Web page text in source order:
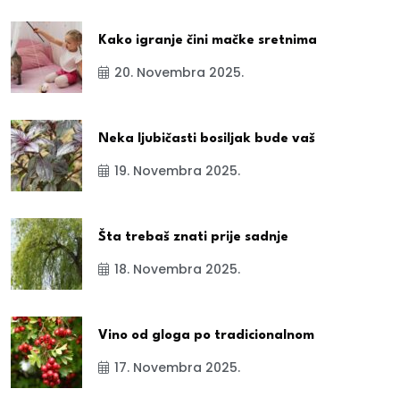
Kako igranje čini mačke sretnima
20. Novembra 2025.
Neka ljubičasti bosiljak bude vaš
19. Novembra 2025.
Šta trebaš znati prije sadnje
18. Novembra 2025.
Vino od gloga po tradicionalnom
17. Novembra 2025.